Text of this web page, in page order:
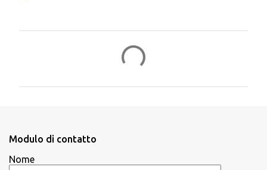
i
Modulo di contatto
Nome